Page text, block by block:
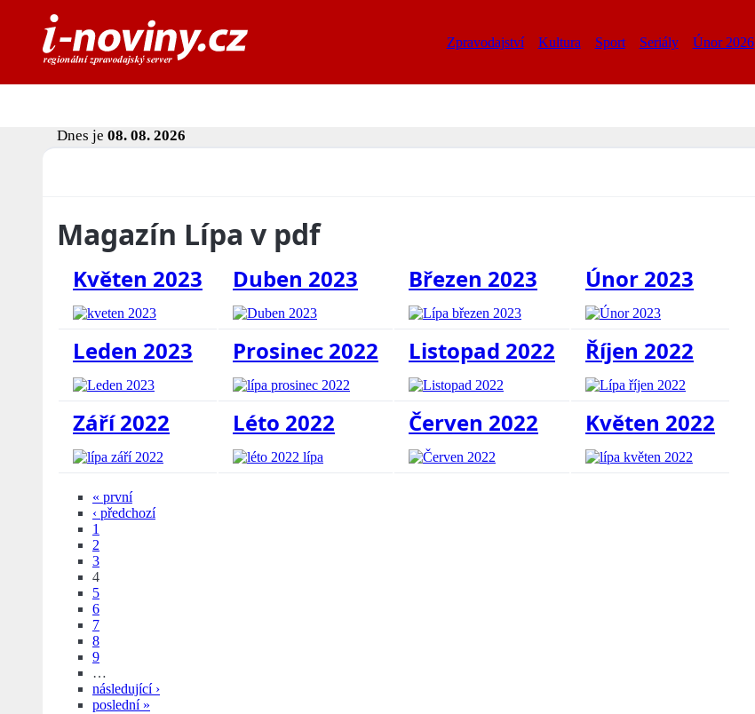
Zpravodajství Kultura Sport Seriály Únor 2026
Dnes je 08. 08. 2026
Magazín Lípa v pdf
Květen 2023 Duben 2023 Březen 2023 Únor 2023
Leden 2023 Prosinec 2022 Listopad 2022 Říjen 2022
Září 2022 Léto 2022 Červen 2022 Květen 2022
« první
‹ předchozí
1
2
3
4
5
6
7
8
9
…
následující ›
poslední »